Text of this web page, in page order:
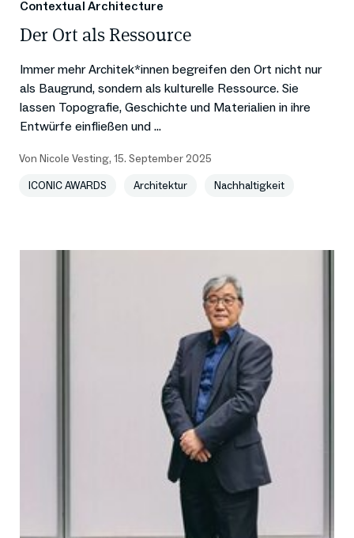
Contextual Architecture
Der Ort als Ressource
Immer mehr Architek*innen begreifen den Ort nicht nur
als Baugrund, sondern als kulturelle Ressource. Sie
lassen Topografie, Geschichte und Materialien in ihre
Entwürfe einfließen und ...
Von Nicole Vesting, 15. September 2025
ICONIC AWARDS
Architektur Nachhaltigkeit